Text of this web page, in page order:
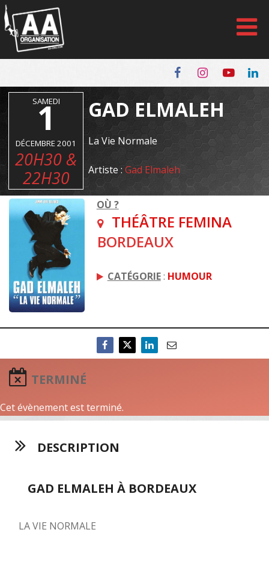
Panneau de gestion des cookies
SAMEDI
1
DÉCEMBRE 2001
20H30 &
22H30
GAD ELMALEH
La Vie Normale
Artiste :Gad Elmaleh
OÙ ?
THÉÂTRE FEMINA
BORDEAUX
CATÉGORIE: HUMOUR
TERMINÉ
Cet évènement est terminé.
DESCRIPTION
GAD ELMALEH À BORDEAUX
LA VIE NORMALE